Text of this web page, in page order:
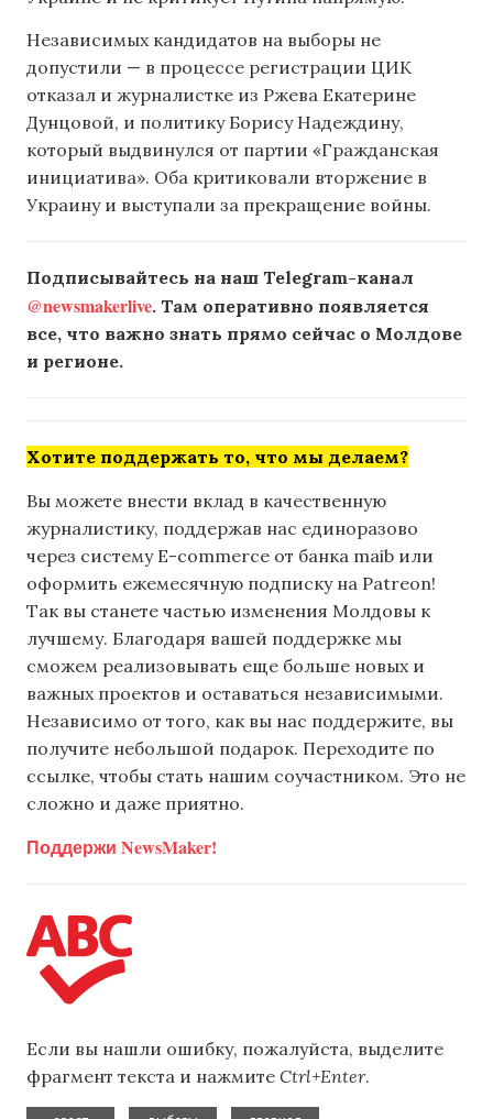
Независимых кандидатов на выборы не
допустили — в процессе регистрации ЦИК
отказал и журналистке из Ржева Екатерине
Дунцовой, и политику Борису Надеждину,
который выдвинулся от партии «Гражданская
инициатива». Оба критиковали вторжение в
Украину и выступали за прекращение войны.
Подписывайтесь на наш Telegram-канал
@newsmakerlive. Там оперативно появляется
все, что важно знать прямо сейчас о Молдове
и регионе.
Хотите поддержать то, что мы делаем?
Вы можете внести вклад в качественную
журналистику, поддержав нас единоразово
через систему E-commerce от банка maib или
оформить ежемесячную подписку на Patreon!
Так вы станете частью изменения Молдовы к
лучшему. Благодаря вашей поддержке мы
сможем реализовывать еще больше новых и
важных проектов и оставаться независимыми.
Независимо от того, как вы нас поддержите, вы
получите небольшой подарок. Переходите по
ссылке, чтобы стать нашим соучастником. Это не
сложно и даже приятно.
Поддержи NewsMaker!
Если вы нашли ошибку, пожалуйста, выделите
фрагмент текста и нажмите Ctrl+Enter.